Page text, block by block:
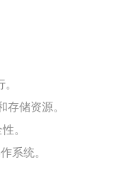
储资源。
。
系统。